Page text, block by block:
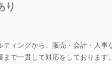
り
ィングから、販売・会計・人事
で一貫して対応をしております